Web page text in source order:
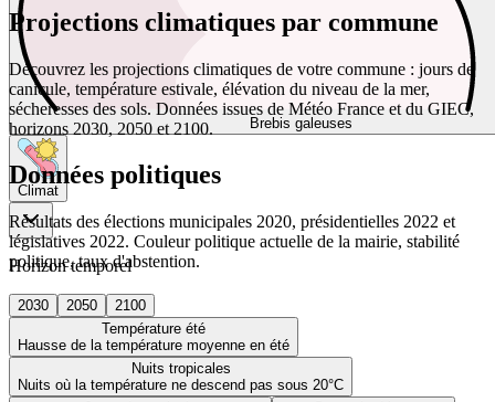
Brebis galeuses
Climat
Horizon temporel
2030 2050
2100
Température été
Hausse de la température moyenne en été
Nuits tropicales
Nuits où la température ne descend pas sous 20°C
Projections climatiques par commune
Découvrez les projections climatiques de votre commune : jours de
canicule, température estivale, élévation du niveau de la mer,
sécheresses des sols. Données issues de Météo France et du GIEC,
horizons 2030, 2050 et 2100.
Données politiques
Résultats des élections municipales 2020, présidentielles 2022 et
législatives 2022. Couleur politique actuelle de la mairie, stabilité
politique, taux d'abstention.